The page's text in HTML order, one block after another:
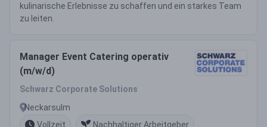
kulinarische Erlebnisse zu schaffen und ein starkes Team
zu leiten.
Manager Event Catering operativ
(m/w/d)
Schwarz Corporate Solutions
Neckarsulm
Vollzeit
Nachhaltiger Arbeitgeber